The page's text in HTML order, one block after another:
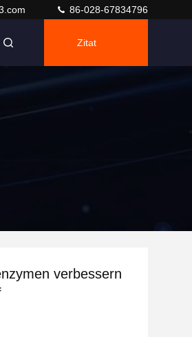
86-028-67834796
Zitat
verbessern